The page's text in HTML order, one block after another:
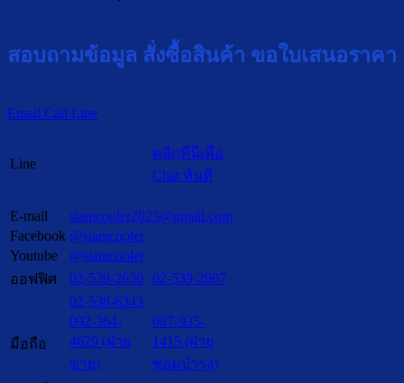
สอบถามข้อมูล สั่งซื้อสินค้า ขอใบเสนอราคา
Email Call Line
Line
คลิกที่นี่เพื่อ
Chat ทันที
E-mail
siamcooler2025@gmail.com
Facebook @siamcooler
Youtube
@siamcooler
ออฟฟิศ
02-539-2630 02-539-2607
02-538-6343
มือถือ
092-364-
4629 (ฝ่าย
ขาย)
087-935-
1415 (ฝ่าย
ซ่อมบำรุง)